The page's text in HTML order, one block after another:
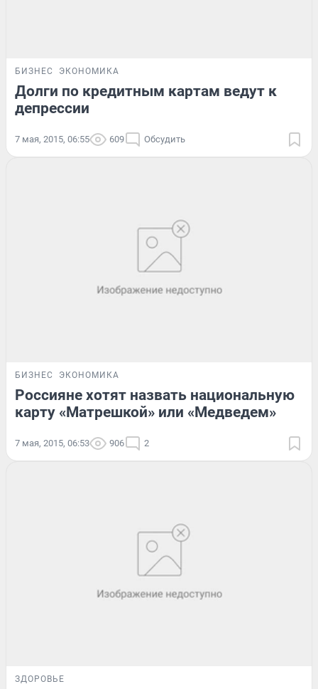
БИЗНЕС ЭКОНОМИКА
Долги по кредитным картам ведут к
депрессии
7 мая, 2015, 06:55 609 Обсудить
БИЗНЕС ЭКОНОМИКА
Россияне хотят назвать национальную
карту «Матрешкой» или «Медведем»
7 мая, 2015, 06:53 906 2
ЗДОРОВЬЕ